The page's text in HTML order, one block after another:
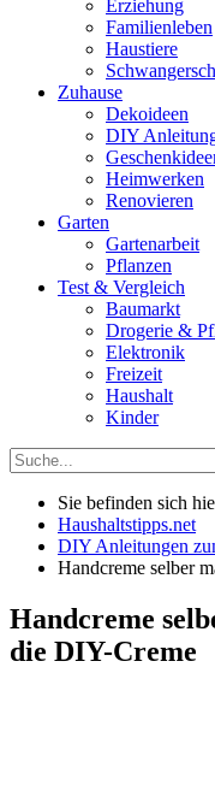
Erziehung
Familienleben
Haustiere
Zuhause
Dekoideen
DIY
Heimwerken
Renovieren
Garten
Gartenarbeit
Pflanzen
Test & Vergleich
Baumarkt
Drogerie &
Elektronik
Freizeit
Haushalt
Kinder
Sie befinden sich
Haushaltstipps.net
DIY Anleitungen
Handcreme selber
Handcreme
die DIY-Creme